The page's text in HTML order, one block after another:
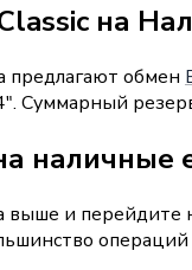
на
предлагают обмен
Суммарный
наличные
и перейдите